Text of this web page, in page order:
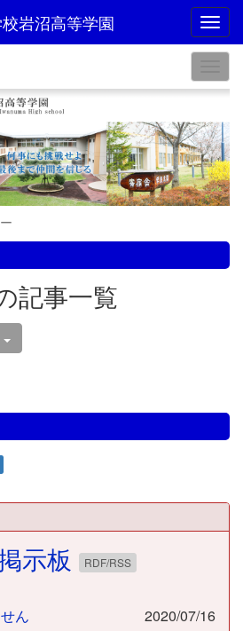
岩沼高等学園
記事一覧
示板 RDF/RSS
ん 2020/07/16